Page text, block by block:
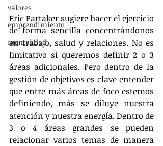
valores
emprendimiento
mentalidad
Eric Partaker sugiere hacer el ejercicio
de forma sencilla concentrándonos
en trabajo, salud y relaciones. No es
limitativo si queremos definir 2 o 3
áreas adicionales. Pero dentro de la
gestión de objetivos es clave entender
que entre más áreas de foco estemos
definiendo, más se diluye nuestra
atención y nuestra energía. Dentro de
3 o 4 áreas grandes se pueden
relacionar varios temas de manera